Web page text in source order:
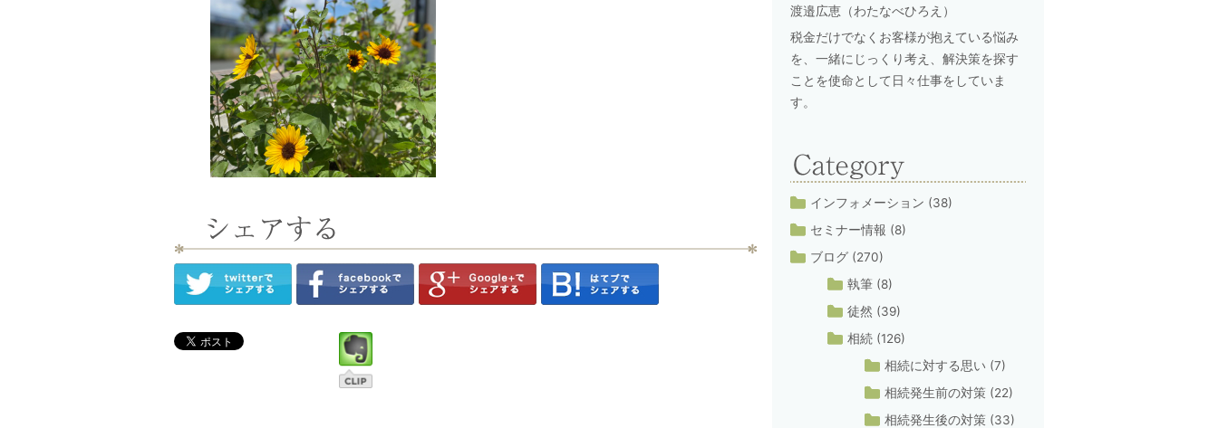
渡邉広恵（わたなべひろえ）
税金だけでなくお客様が抱えている悩み
を、一緒にじっくり考え、解決策を探す
ことを使命として日々仕事をしていま
す。
インフォメーション (38)
セミナー情報 (8)
ブログ (270)
執筆(8)
徒然 (39)
相続(126)
相続に対する思い (7)
相続発生前の対策(22)
相続発生後の対策(33)